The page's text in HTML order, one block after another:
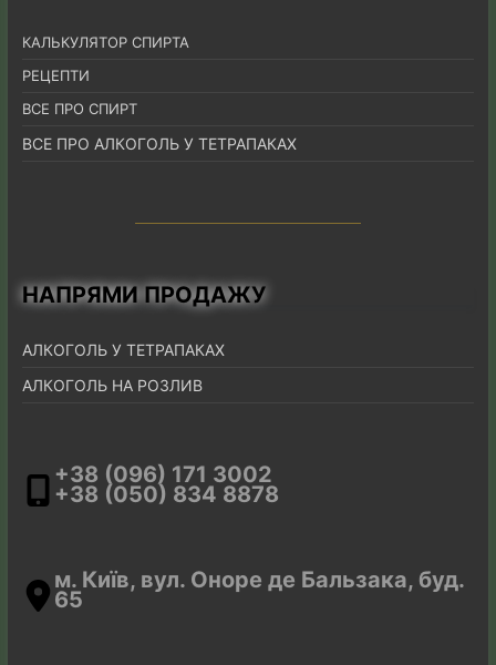
КАЛЬКУЛЯТОР СПИРТА
РЕЦЕПТИ
ВСЕ ПРО СПИРТ
ВСЕ ПРО АЛКОГОЛЬ У ТЕТРАПАКАХ
НАПРЯМИ ПРОДАЖУ
АЛКОГОЛЬ У ТЕТРАПАКАХ
АЛКОГОЛЬ НА РОЗЛИВ
+38 (096) 171 3002
+38 (050) 834 8878
м. Київ, вул. Оноре де Бальзака, буд.
65